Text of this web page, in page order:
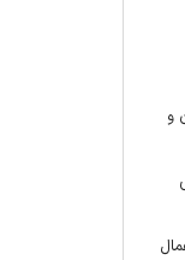
و